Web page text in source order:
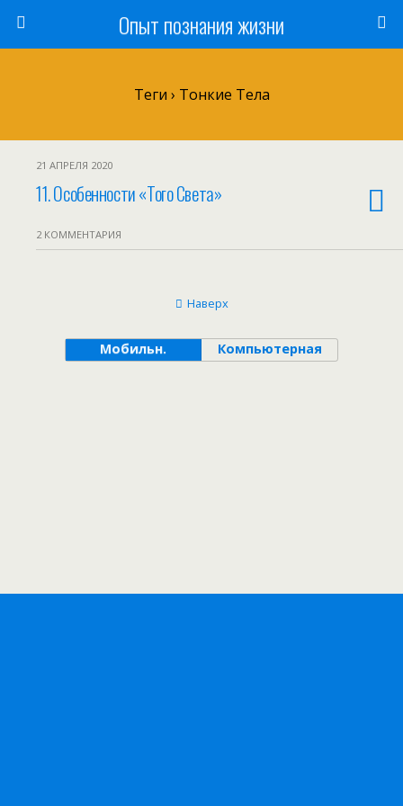
Опыт познания жизни
Теги › Тонкие Тела
21 АПРЕЛЯ 2020
11. Особенности «Того Света»
2 КОММЕНТАРИЯ
Наверх
Мобильн. Компьютерная